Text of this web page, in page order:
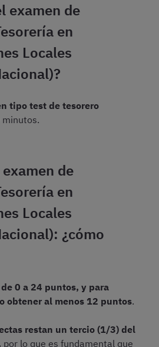
examen de
en
Locales
tipo test de tesorero
de
en
Locales
¿cómo
0 a 24 puntos, y para
obtener al menos 12 puntos.
restan un tercio (1/3) del
por lo que es fundamental que